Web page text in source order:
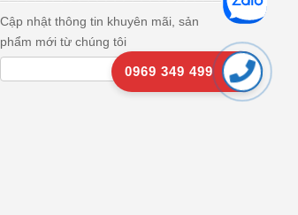
Cập nhật thông tin khuyên mãi, sản
phẩm mới từ chúng tôi
0969 349 499